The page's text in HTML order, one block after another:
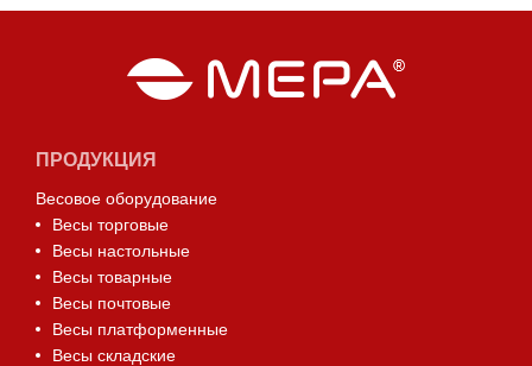
ПРОДУКЦИЯ
Весовое оборудование
Весы торговые
Весы настольные
Весы товарные
Весы почтовые
Весы платформенные
Весы складские